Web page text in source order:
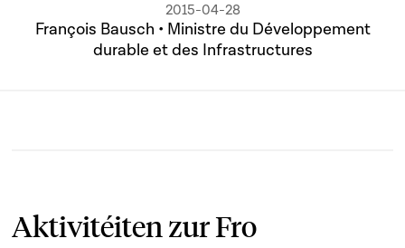
2015-04-28
François Bausch • Ministre du Développement
durable et des Infrastructures
Aktivitéiten zur Fro